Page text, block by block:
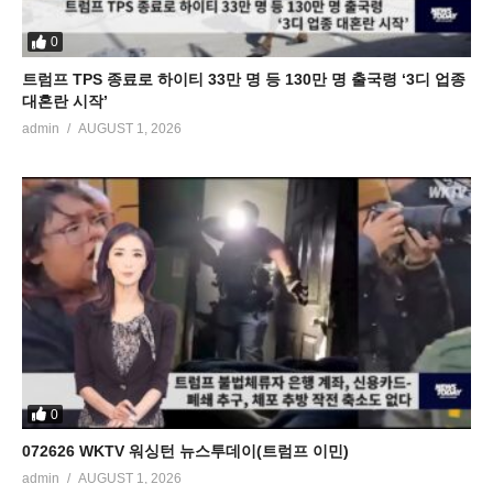
0
트럼프 TPS 종료로 하이티 33만 명 등 130만 명 출국령 ‘3디 업종
대혼란 시작’
admin AUGUST 1, 2026
0
072626 WKTV 워싱턴 뉴스투데이(트럼프 이민)
admin AUGUST 1, 2026